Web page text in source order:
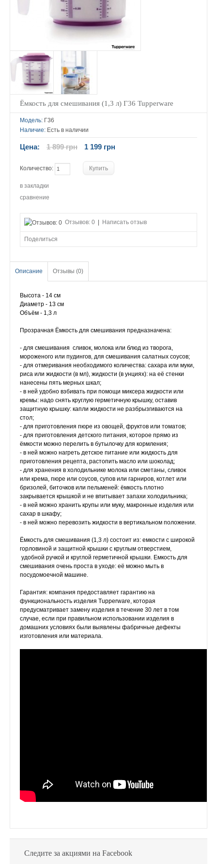
Ёмкость для смешивания (1,3 л) Г36 Tupperware
Модель: Г36
Наличие: Есть в наличии
Цена: 1 899 грн 1 199 грн
Количество:
в закладки
сравнение
Отзывов: 0 Написать отзыв
Поделиться
Описание Отзывы (0)
Высота - 14 см
Диаметр - 13 см
Объём - 1,3 л
Прозрачная Ёмкость для смешивания предназначена:
- для смешивания сливок, молока или блюд из творога,
мороженого или пудингов, для смешивания салатных соусов;
- для отмеривания необходимого количества: сахара или муки,
риса или жидкости (в мл), жидкости (в унциях): на её стенки
нанесены пять мерных шкал;
- в ней удобно взбивать при помощи миксера жидкости или
кремы: надо снять круглую герметичную крышку, оставив
защитную крышку: капли жидкости не разбрызгиваются на
стол;
- для приготовления пюре из овощей, фруктов или томатов;
- для приготовления детского питания, которое прямо из
ёмкости можно перелить в бутылочку для кормления;
- в ней можно нагреть детское питание или жидкость для
приготовления рецепта, растопить масло или шоколад;
- для хранения в холодильнике молока или сметаны, сливок
или крема, пюре или соусов, супов или гарниров, котлет или
бризолей, биточков или пельменей: ёмкость плотно
закрывается крышкой и не впитывает запахи холодильника;
- в ней можно хранить крупы или муку, макронные изделия или
сахар в шкафу;
- в ней можно перевозить жидкости в вертикальном положении.
Ёмкость для смешивания (1,3 л) состоит из: емкости с широкой
горловиной и защитной крышки с круглым отверстием,
удобной ручкой и круглой герметичной крышки. Емкость для
смешивания очень проста в уходе: её можно мыть в
посудомоечной машине.
Гарантия: компания предоставляет гарантию на
функциональность изделия Tupperware, которая
предусматривает замену изделия в течение 30 лет в том
случае, если при правильном использовании изделия в
домашних условиях были выявлены фабричные дефекты
изготовления или материала.
Следите за акциями на Facebook